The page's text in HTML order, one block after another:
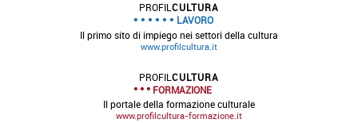
PROFILCULTURA
LAVORO
Il primo sito di impiego nei settori della cultura
www.profilcultura.it
PROFIL CULTURA
FORMAZIONE
Il portale della formazione culturale
www.profilcultura-formazione.it